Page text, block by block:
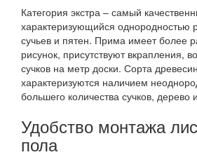
Категория экстра – самый
характеризующийся однородностью
сучьев и пятен. Прима имеет более
рисунок, присутствуют вкрапления,
сучков на метр доски. Сорта
характеризуются наличием
большего количества сучков,
Удобство монтажа
пола